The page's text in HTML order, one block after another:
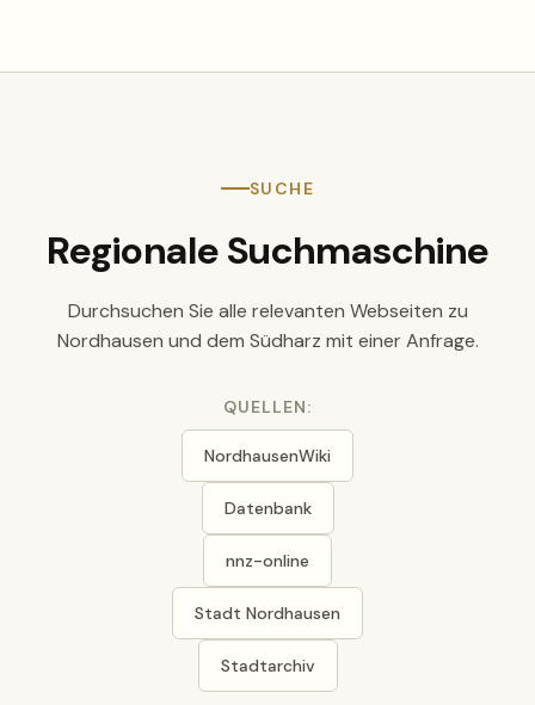
SUCHE
Regionale Suchmaschine
Durchsuchen Sie alle relevanten Webseiten zu
Nordhausen und dem Südharz mit einer Anfrage.
QUELLEN:
NordhausenWiki
Datenbank
nnz-online
Stadt Nordhausen
Stadtarchiv